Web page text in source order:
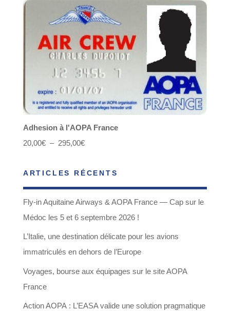
Adhesion à l'AOPA France
20,00€ – 295,00€Plage
prix :
20,00€
à
295,00€
ARTICLES RÉCENTS
Fly-in Aquitaine Airways & AOPA France — Cap sur le
Médoc les 5 et 6 septembre 2026 !
L’Italie, une destination délicate pour les avions
immatriculés en dehors de l’Europe
Voyages, bourse aux équipages sur le site AOPA
France
Action AOPA : L’EASA valide une solution pragmatique